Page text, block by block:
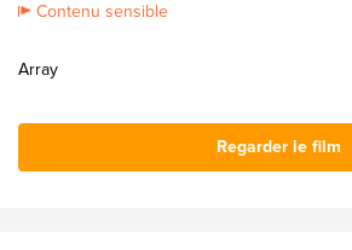
Contenu sensible
Array
Regarder le film